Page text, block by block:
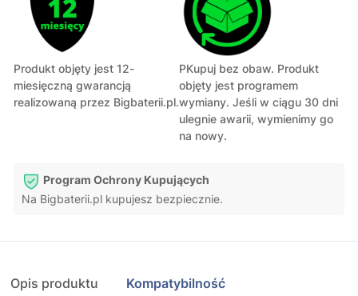
Produkt objęty jest 12-
miesięczną gwarancją
realizowaną przez Bigbaterii.pl.
PKupuj bez obaw. Produkt
objęty jest programem
wymiany. Jeśli w ciągu 30 dni
ulegnie awarii, wymienimy go
na nowy.
Program Ochrony Kupujących
Na Bigbaterii.pl kupujesz bezpiecznie.
Opis produktu Kompatybilność